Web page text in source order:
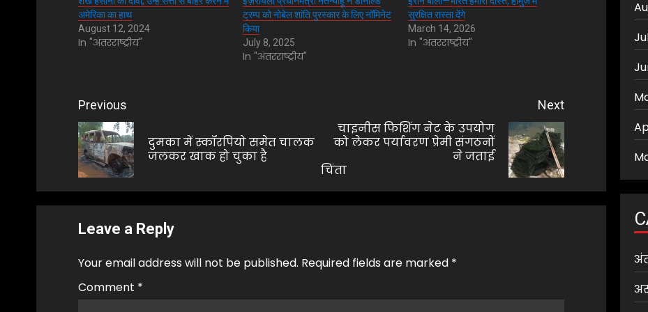
अमेरिका का हाथ
August 12, 2024
In "अंतरराष्ट्रीय"
ट्रम्प को नोबेल शांति पुरस्कार के लिए नॉमिनेट
किया
July 8, 2025
In "अंतरराष्ट्रीय"
सुरक्षित रास्ता देंगे
March 14, 2026
In "अंतरराष्ट्रीय"
Post
navigation
Previous
Previous
post:
दुमका में स्कॉरपियो समेत चालक
जलकर खाक हो चुका है
Next
Next
post:
चाइनीस फिशिंग नेट के उपयोग
को लेकर पर्यावरण प्रेमी संगठनों
ने जताई
चिंता
Leave a Reply
Your email address will not be published. Required fields are marked *
Comment *